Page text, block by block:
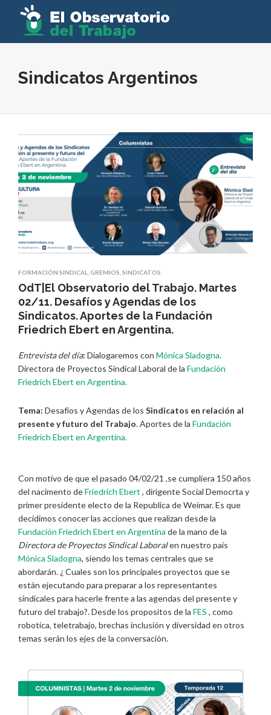
Sindicatos Argentinos
FORMACIÓN SINDICAL GREMIOS SINDICATOS
OdT|El Observatorio del Trabajo. Martes
02/11. Desafíos y Agendas de los
Sindicatos. Aportes de la Fundación
Friedrich Ebert en Argentina.
Entrevista del día: Dialogaremos con Mónica Sladogna.
Directora de Proyectos Sindical Laboral de la Fundación
Friedrich Ebert en Argentina.
Tema: Desafíos y Agendas de los Sindicatos en relación al
presente y futuro del Trabajo. Aportes de la Fundación
Friedrich Ebert en Argentina.
Con motivo de que el pasado 04/02/21 ,se cumpliera 150 años
del nacimento deFriedrich Ebert , dirigente Social Democrta y
primer presidente electo de la Republica de Weimar. Es que
decidimos conocer las acciones que realizan desde la
Fundación Friedrich Ebert en Argentina de la mano de la
Directora de Proyectos Sindical Laboralen nuestro país
Mónica Sladogna, siendo los temas centrales que se
abordarán. ¿ Cuales son los principales proyectos que se
están ejecutando para preparar a los representantes
sindicales para hacerle frente a las agendas del presente y
futuro del trabajo?. Desde los propositos de la FES , como
robotica, teletrabajo, brechas inclusión y diversidad en otros
temas serán los ejes de la conversación.